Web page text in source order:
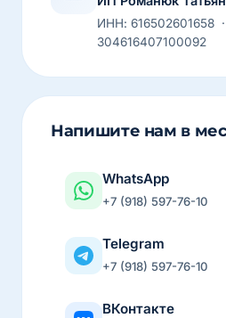
ИНН: 616502601658
304616407100092
Напишите нам в
WhatsApp
+7 (918) 597-76-10
Telegram
+7 (918) 597-76-10
ВКонтакте